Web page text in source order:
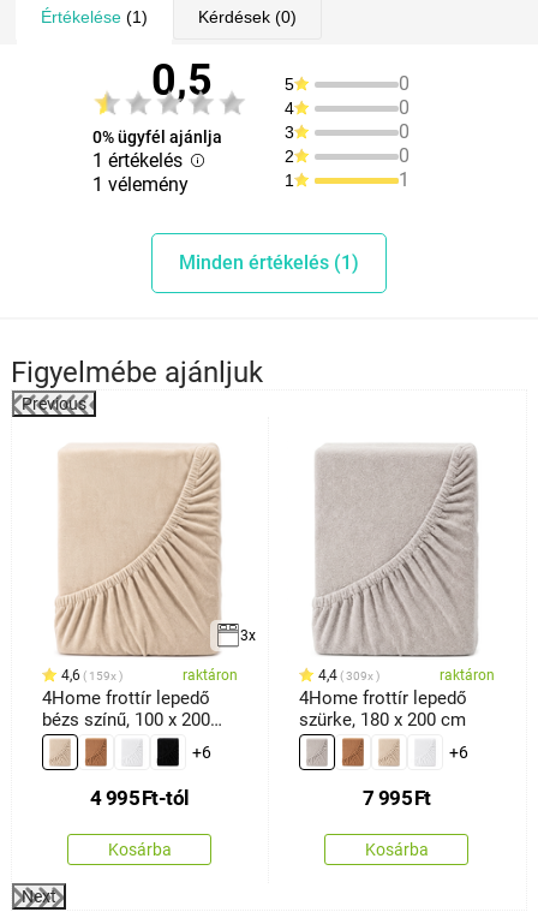
Értékelése(1) Kérdések(0)
0,5
0% ügyfél ajánlja
1 értékelés
1 vélemény
5 0
4 0
3 0
2 0
1 1
Minden értékelés (1)
Figyelmébe ajánljuk
Previous
3x
4,6 159x raktáron
4Home frottír lepedő
bézs színű, 100 x 200
cm
+6
4 995Ft-tól
Kosárba
4,4 309x raktáron
4Home frottír lepedő
szürke, 180 x 200 cm
+6
7 995Ft
Kosárba
Next